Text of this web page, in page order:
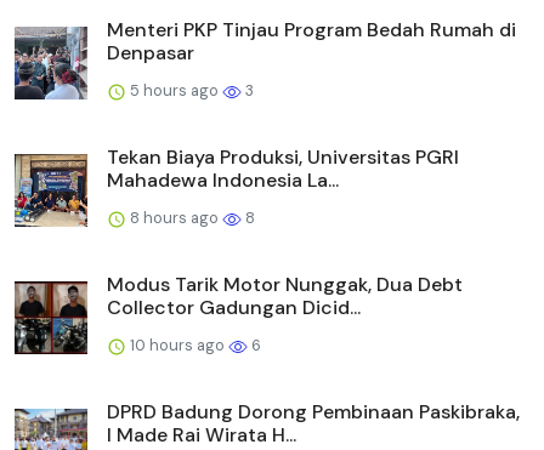
Menteri PKP Tinjau Program Bedah Rumah di
Denpasar
5 hours ago 3
Tekan Biaya Produksi, Universitas PGRI
Mahadewa Indonesia La...
8 hours ago 8
Modus Tarik Motor Nunggak, Dua Debt
Collector Gadungan Dicid...
10 hours ago 6
DPRD Badung Dorong Pembinaan Paskibraka,
I Made Rai Wirata H...